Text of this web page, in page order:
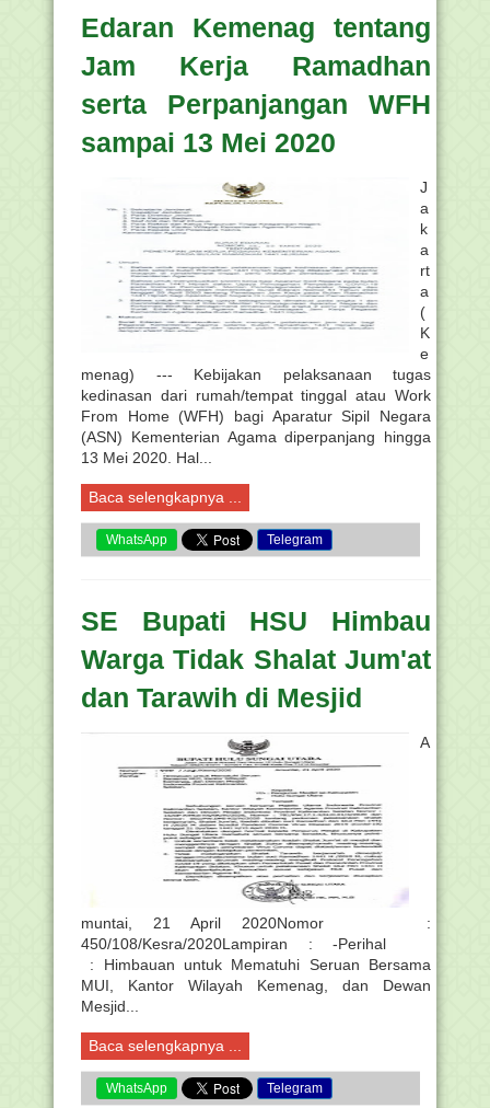
Edaran Kemenag tentang
Jam Kerja Ramadhan
serta Perpanjangan WFH
sampai 13 Mei 2020
J
a
k
a
rt
a
(
K
e
menag) --- Kebijakan pelaksanaan tugas
kedinasan dari rumah/tempat tinggal atau Work
From Home (WFH) bagi Aparatur Sipil Negara
(ASN) Kementerian Agama diperpanjang hingga
13 Mei 2020. Hal...
Baca selengkapnya ...
WhatsApp Telegram
SE Bupati HSU Himbau
Warga Tidak Shalat Jum'at
dan Tarawih di Mesjid
A
muntai, 21 April 2020Nomor :
450/108/Kesra/2020Lampiran : -Perihal
: Himbauan untuk Mematuhi Seruan Bersama
MUI, Kantor Wilayah Kemenag, dan Dewan
Mesjid...
Baca selengkapnya ...
WhatsApp Telegram